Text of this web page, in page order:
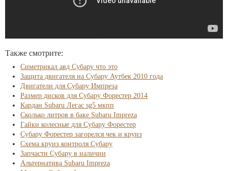
Также смотрите:
Симетрикал авд Субару что это
Защита двигателя на Субару Аутбек 2010 года
Двигатели для Субару Импреза
Размер дисков для Субару Форестер 2014
Кардан Subaru Легас sg5 мкпп
Сколько литров в баке Subaru Impreza
Гайки колесные для Субару Форестер
Субару Форестер загорелся чек и круиз
Схема круиз контроля Субару
Запчасти Субару в наличии
Альтернатива Subaru Impreza